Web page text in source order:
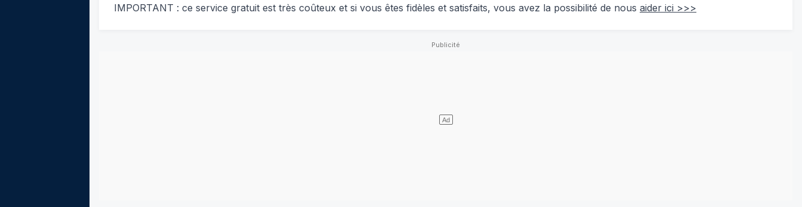
IMPORTANT : ce service gratuit est très coûteux et si vous êtes fidèles et satisfaits, vous avez la possibilité de nous aider ici >>>